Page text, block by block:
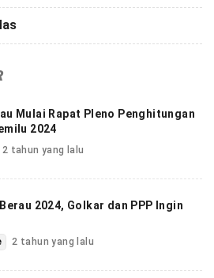
Mulai Rapat Pleno Penghitungan
2024
2 tahun yang lalu
2024, Golkar dan PPP Ingin
2 tahun yang lalu